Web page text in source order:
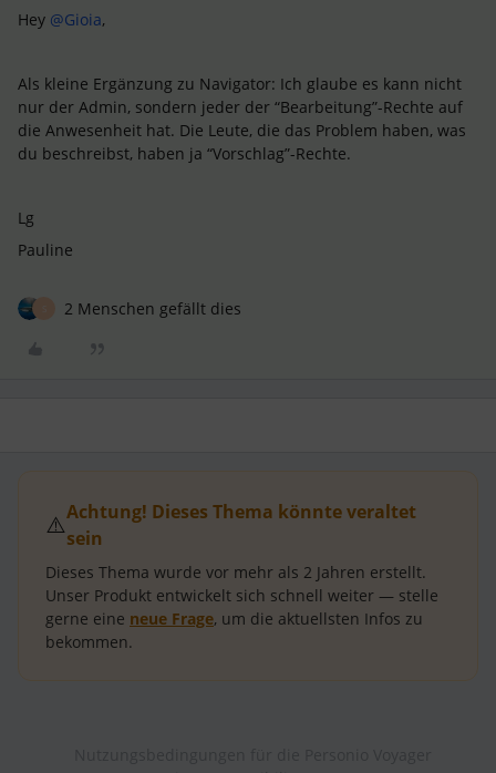
Hey @Gioia,
Als kleine Ergänzung zu Navigator: Ich glaube es kann nicht
nur der Admin, sondern jeder der “Bearbeitung”-Rechte auf
die Anwesenheit hat. Die Leute, die das Problem haben, was
du beschreibst, haben ja “Vorschlag”-Rechte.
Lg
Pauline
2 Menschen gefällt dies
⚠️Achtung! Dieses Thema könnte veraltet
sein
Dieses Thema wurde vor mehr als 2 Jahren erstellt.
Unser Produkt entwickelt sich schnell weiter — stelle
gerne eine neue Frage, um die aktuellsten Infos zu
bekommen.